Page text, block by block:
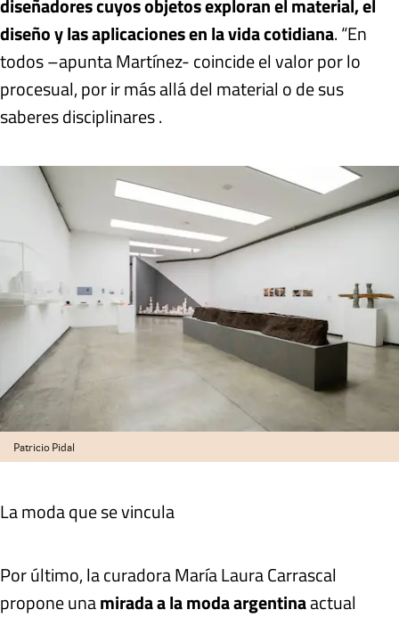
diseño y las aplicaciones en la vida cotidiana. “En
todos –apunta Martínez- coincide el valor por lo
procesual, por ir más allá del material o de sus
saberes disciplinares .
Patricio Pidal
La moda que se vincula
Por último, la curadora María Laura Carrascal
propone unamirada a la moda argentinaactual